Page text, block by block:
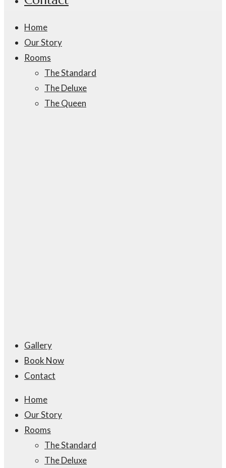
Home
Our Story
Rooms
The Standard
The Deluxe
The Queen
Gallery
Book Now
Contact
Home
Our Story
Rooms
The Standard
The Deluxe